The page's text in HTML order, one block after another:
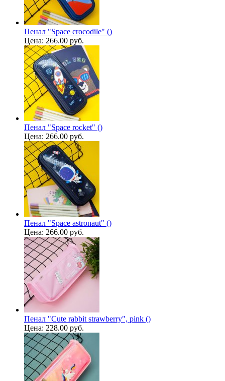
Пенал "Space crocodile" ()
Цена: 266.00 руб.
Пенал "Space rocket" ()
Цена: 266.00 руб.
Пенал "Space astronaut" ()
Цена: 266.00 руб.
Пенал "Cute rabbit strawberry", pink ()
Цена: 228.00 руб.